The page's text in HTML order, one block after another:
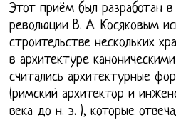
Этот приём был разработан
революции В. А. Косяковым
строительстве нескольких
в архитектуре
считались архитектурные
(римский архитектор и
века до н. э. ), которые